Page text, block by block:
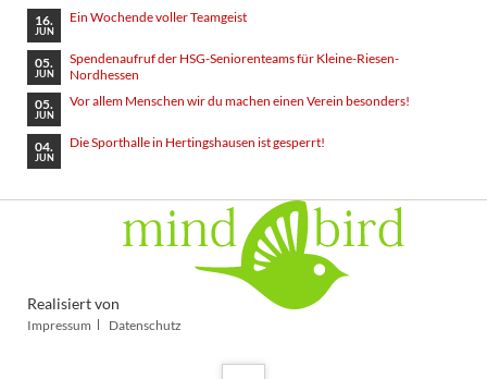
16.
JUN
Ein Wochende voller Teamgeist
05.
JUN
Spendenaufruf der HSG-Seniorenteams für Kleine-Riesen-
Nordhessen
05.
JUN
Vor allem Menschen wir du machen einen Verein besonders!
04.
JUN
Die Sporthalle in Hertingshausen ist gesperrt!
Realisiert von
Navigation
Impressum Datenschutz